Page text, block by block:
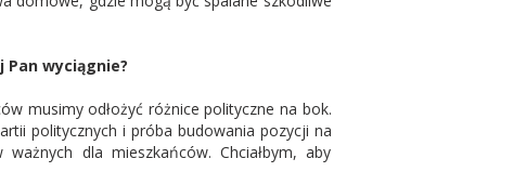
Pan wyciągnie?
musimy odłożyć różnice polityczne na bok.
politycznych i próba budowania pozycji na
dla mieszkańców. Chciałbym, aby